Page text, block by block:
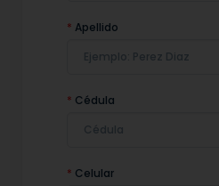
* Apellido
* Cédula
* Celular